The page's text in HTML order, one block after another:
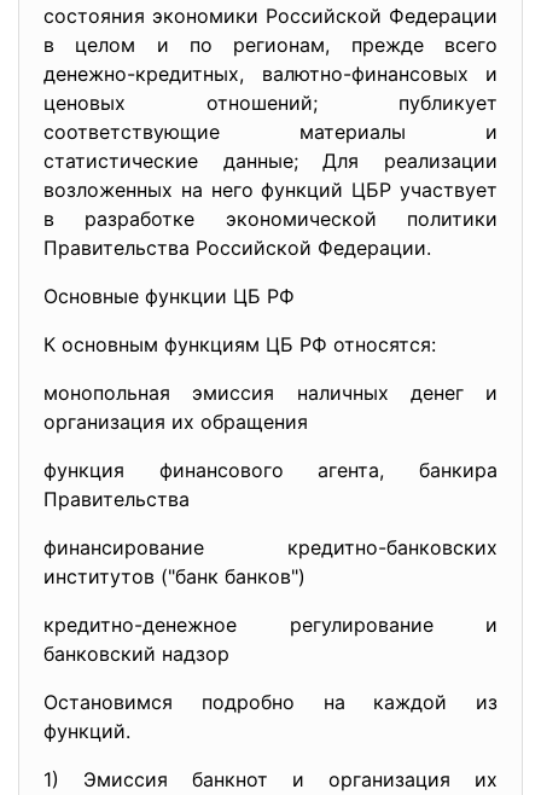
состояния экономики Российской Федерации
в целом и по регионам, прежде всего
денежно-кредитных, валютно-финансовых и
ценовых отношений; публикует
соответствующие материалы и
статистические данные; Для реализации
возложенных на него функций ЦБР участвует
в разработке экономической политики
Правительства Российской Федерации.
Основные функции ЦБ РФ
К основным функциям ЦБ РФ относятся:
монопольная эмиссия наличных денег и
организация их обращения
функция финансового агента, банкира
Правительства
финансирование кредитно-банковских
институтов ("банк банков")
кредитно-денежное регулирование и
банковский надзор
Остановимся подробно на каждой из
функций.
1) Эмиссия банкнот и организация их